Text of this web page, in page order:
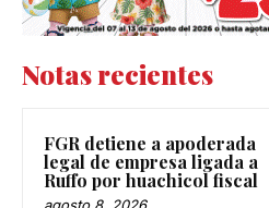
Notas recientes
FGR detiene a apoderada
legal de empresa ligada a
Ruffo por huachicol fiscal